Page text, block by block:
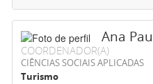
Ana
COORDENADOR(A)
CIÊNCIAS SOCIAIS APLICADAS
Turismo